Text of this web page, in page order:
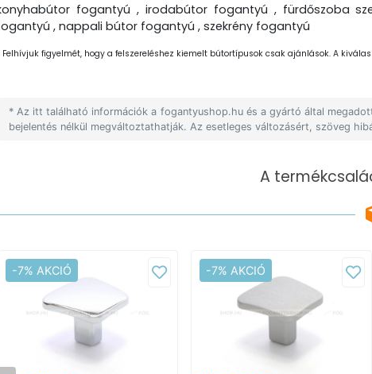
fogantyú , irodabútor fogantyú , fürdőszoba
, nappali bútor fogantyú , szekrény fogantyú
Felhívjuk figyelmét, hogy a felszereléshez kiemelt bútortípusok csak ajánlások. A
* Az itt található információk a fogantyushop.hu és a gyártó által
bejelentés nélkül megváltoztathatják. Az esetleges változásért, szöveg
A
-7% AKCIÓ -7% AKCIÓ